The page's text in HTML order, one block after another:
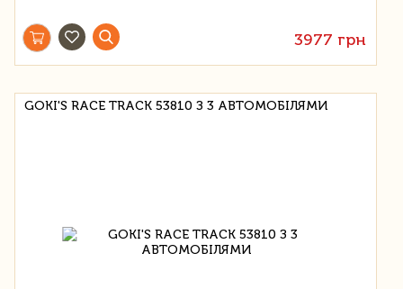
3977 грн
GOKI'S RACE TRACK 53810 З 3 АВТОМОБІЛЯМИ